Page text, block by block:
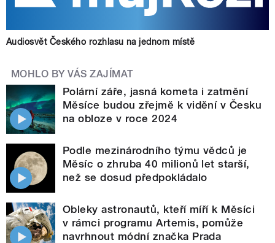
Audiosvět Českého rozhlasu na jednom místě
MOHLO BY VÁS ZAJÍMAT
Polární záře, jasná kometa i zatmění
Měsíce budou zřejmě k vidění v Česku
na obloze v roce 2024
Podle mezinárodního týmu vědců je
Měsíc o zhruba 40 milionů let starší,
než se dosud předpokládalo
Obleky astronautů, kteří míří k Měsíci
v rámci programu Artemis, pomůže
navrhnout módní značka Prada